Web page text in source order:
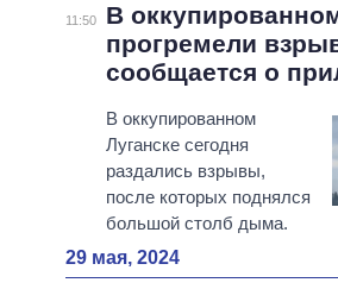
11:50
В
прогремели
сообщается о
В оккупированном
Луганске сегодня
раздались взрывы,
после которых поднялся
большой столб дыма.
29 мая, 2024